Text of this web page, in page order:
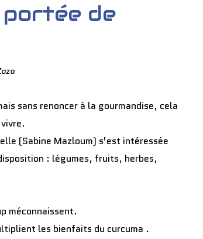
de
sans renoncer à la gourmandise, cela
(Sabine Mazloum) s’est intéressée
: légumes, fruits, herbes,
méconnaissent.
les bienfaits du curcuma .